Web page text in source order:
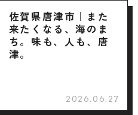
佐賀県唐津市｜また
来たくなる、海のま
ち。味も、人も、唐
津。
2026.06.27